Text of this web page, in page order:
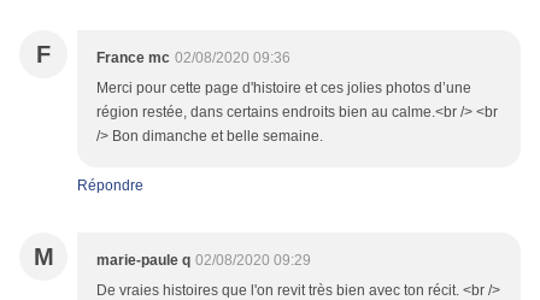
F France mc 02/08/2020 09:36
Merci pour cette page d'histoire et ces jolies photos d’une
région restée, dans certains endroits bien au calme.<br /> <br
/> Bon dimanche et belle semaine.
Répondre
M marie-paule q 02/08/2020 09:29
De vraies histoires que l'on revit très bien avec ton récit. <br />